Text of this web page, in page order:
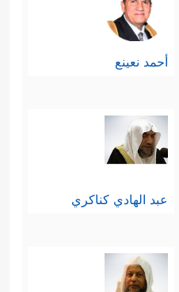
أحمد نعينع
عبد الهادي كناكري